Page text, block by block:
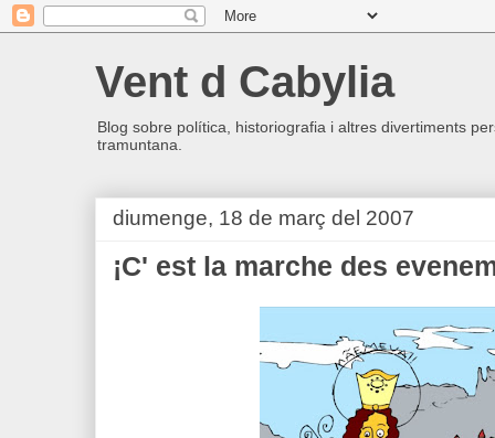
Vent d Cabylia
Blog sobre política, historiografia i altres divertiments
tramuntana.
diumenge, 18 de març del 2007
¡C' est la marche des